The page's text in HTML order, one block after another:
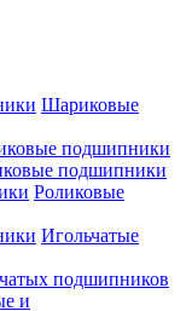
Шариковые
подшипники
подшипники
Роликовые
Игольчатые
подшипников